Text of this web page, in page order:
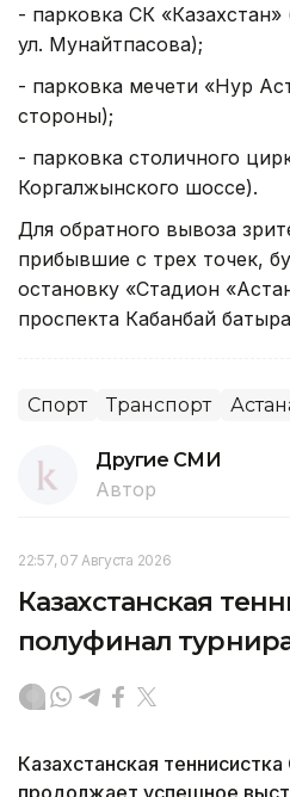
- парковка СК
ул. Мунайтпасова);
- парковка мечети «Нур
стороны);
- парковка столичного
Коргалжынского шоссе).
Для обратного вывоза
прибывшие с трех точек,
остановку «Стадион
проспекта Кабанбай
Спорт Транспорт
Другие СМИ
Автор
22:57, 07 Августа 2026
Казахстанская
полуфинал
Казахстанская
продолжает успешное